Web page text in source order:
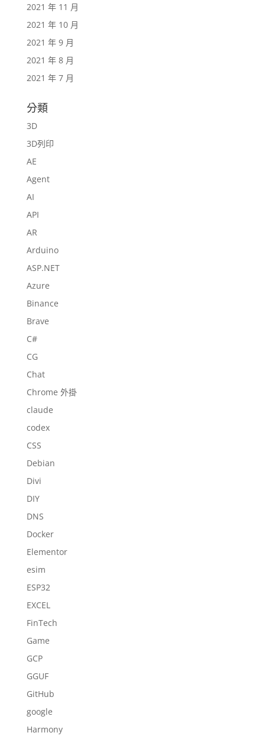
2021 年 11 月
2021 年 10 月
2021 年 9 月
2021 年 8 月
2021 年 7 月
分類
3D
3D列印
AE
Agent
AI
API
AR
Arduino
ASP.NET
Azure
Binance
Brave
C#
CG
Chat
Chrome 外掛
claude
codex
CSS
Debian
Divi
DIY
DNS
Docker
Elementor
esim
ESP32
EXCEL
FinTech
Game
GCP
GGUF
GitHub
google
Harmony